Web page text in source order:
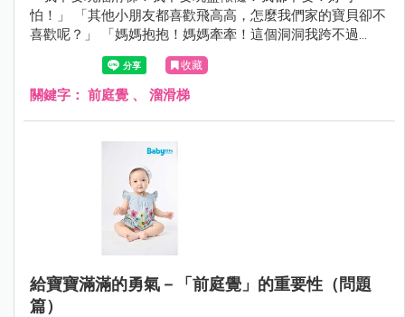
怕！」 「其他小朋友都喜歡飛高高，怎麼我們家的寶貝卻不
喜歡呢？」 「媽媽抱抱！媽媽牽牽！這個洞洞我跨不過
調」的相關問題。 這一期，我們將來分享如何培養寶寶的
「前庭覺」。
收藏
關鍵字： 前庭覺 、 溜滑梯
給寶寶滿滿的勇氣－「前庭覺」的重要性（問題
篇）